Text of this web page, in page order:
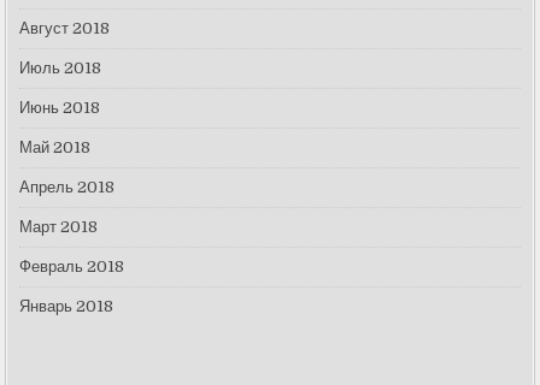
Август 2018
Июль 2018
Июнь 2018
Май 2018
Апрель 2018
Март 2018
Февраль 2018
Январь 2018